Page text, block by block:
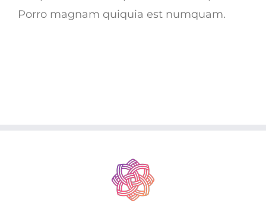
Porro magnam quiquia est numquam.